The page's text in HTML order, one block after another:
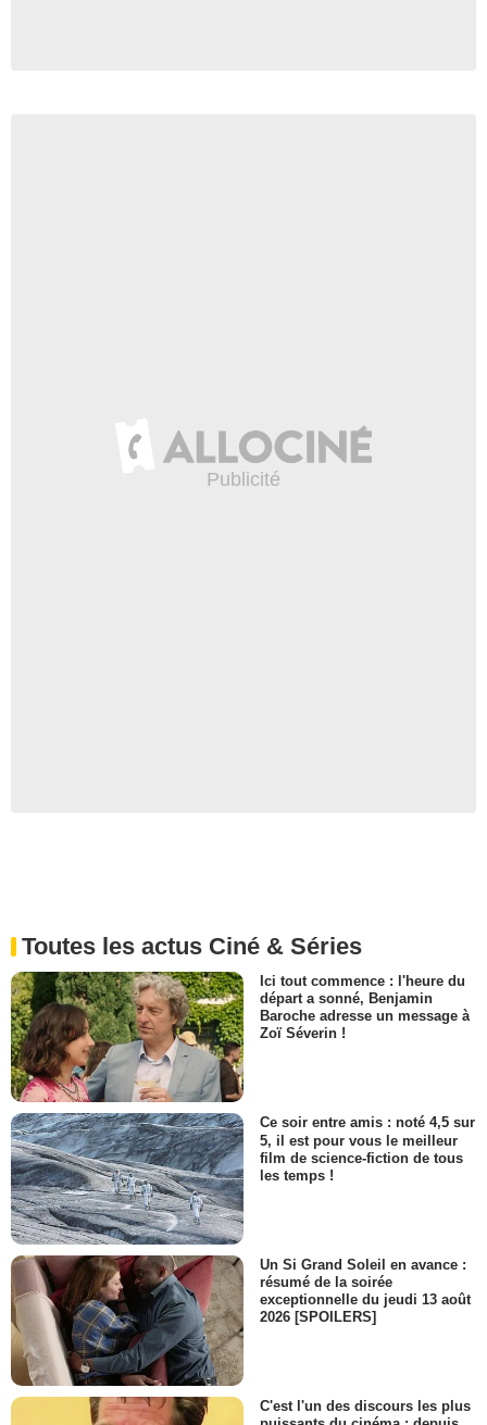
Toutes les actus Ciné & Séries
Ici tout commence : l'heure du
départ a sonné, Benjamin
Baroche adresse un message à
Zoï Séverin !
Ce soir entre amis : noté 4,5 sur
5, il est pour vous le meilleur
film de science-fiction de tous
les temps !
Un Si Grand Soleil en avance :
résumé de la soirée
exceptionnelle du jeudi 13 août
2026 [SPOILERS]
C'est l'un des discours les plus